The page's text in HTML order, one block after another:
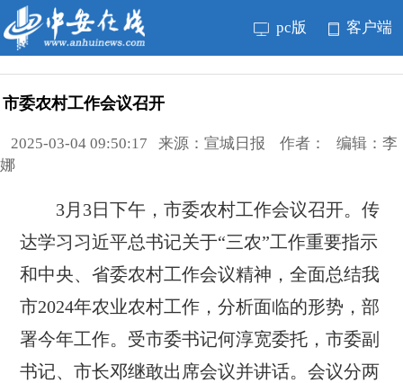
pc版 客户端
市委农村工作会议召开
2025-03-04 09:50:17 来源：宣城日报 作者： 编辑：李
娜
3月3日下午，市委农村工作会议召开。传
达学习习近平总书记关于“三农”工作重要指示
和中央、省委农村工作会议精神，全面总结我
市2024年农业农村工作，分析面临的形势，部
署今年工作。受市委书记何淳宽委托，市委副
书记、市长邓继敢出席会议并讲话。会议分两